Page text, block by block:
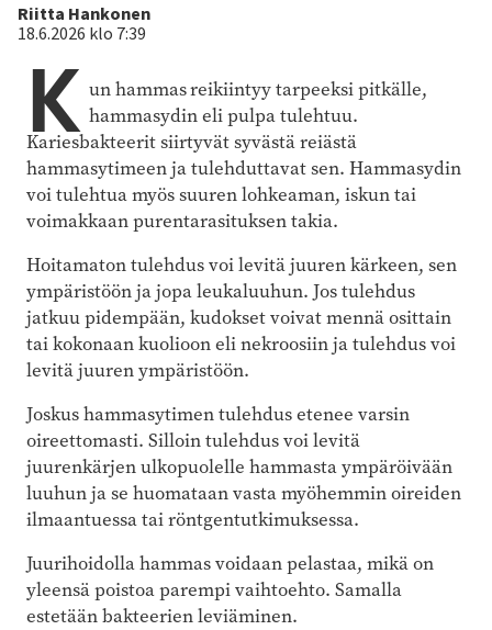
Kirjoittaja
Riitta Hankonen
18.6.2026 klo 7:39
K un hammasreikiintyy tarpeeksi pitkälle,
hammasydin eli pulpa tulehtuu.
Kariesbakteerit siirtyvät syvästä reiästä
hammasytimeen ja tulehduttavat sen. Hammasydin
voi tulehtua myös suuren lohkeaman, iskun tai
voimakkaan purentarasituksen takia.
Hoitamaton tulehdus voi levitä juuren kärkeen, sen
ympäristöön ja jopa leukaluuhun. Jos tulehdus
jatkuu pidempään, kudokset voivat mennä osittain
tai kokonaan kuolioon eli nekroosiin ja tulehdus voi
levitä juuren ympäristöön.
Joskus hammasytimen tulehdus etenee varsin
oireettomasti. Silloin tulehdus voi levitä
juurenkärjen ulkopuolelle hammasta ympäröivään
luuhun ja se huomataan vasta myöhemmin oireiden
ilmaantuessa tai röntgentutkimuksessa.
Juurihoidolla hammas voidaan pelastaa, mikä on
yleensä poistoa parempi vaihtoehto. Samalla
estetään bakteerien leviäminen.